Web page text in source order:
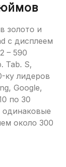
золото и
с дисплеем
– 590
Tab. S,
ку лидеров
Google,
по 30
одинаковые
около 300